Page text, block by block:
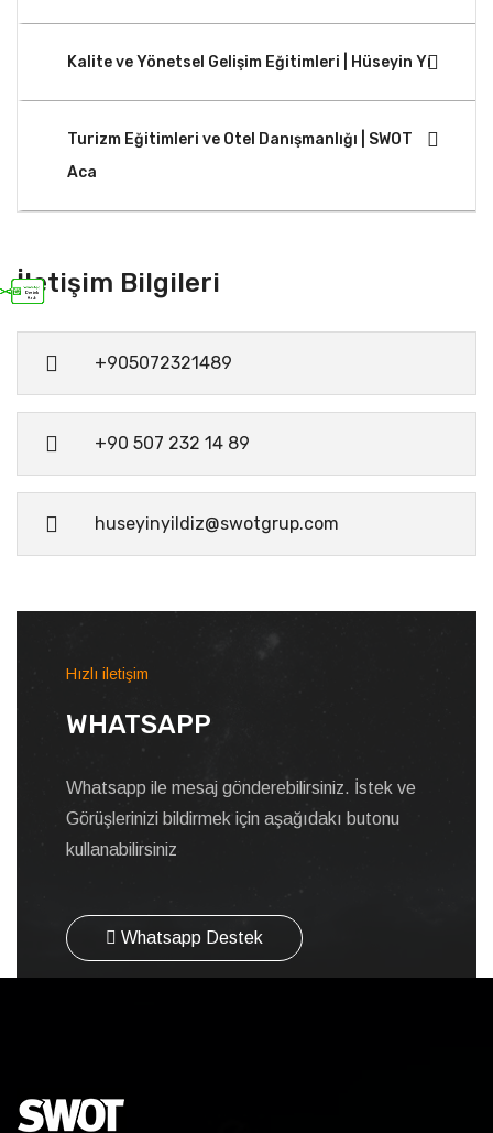
Kalite ve Yönetsel Gelişim Eğitimleri | Hüseyin Yı
Turizm Eğitimleri ve Otel Danışmanlığı | SWOT
Aca
İletişim Bilgileri
+905072321489
+90 507 232 14 89
huseyinyildiz@swotgrup.com
Hızlı iletişim
WHATSAPP
Whatsapp ile mesaj gönderebilirsiniz. İstek ve
Görüşlerinizi bildirmek için aşağıdakı butonu
kullanabilirsiniz
Whatsapp Destek